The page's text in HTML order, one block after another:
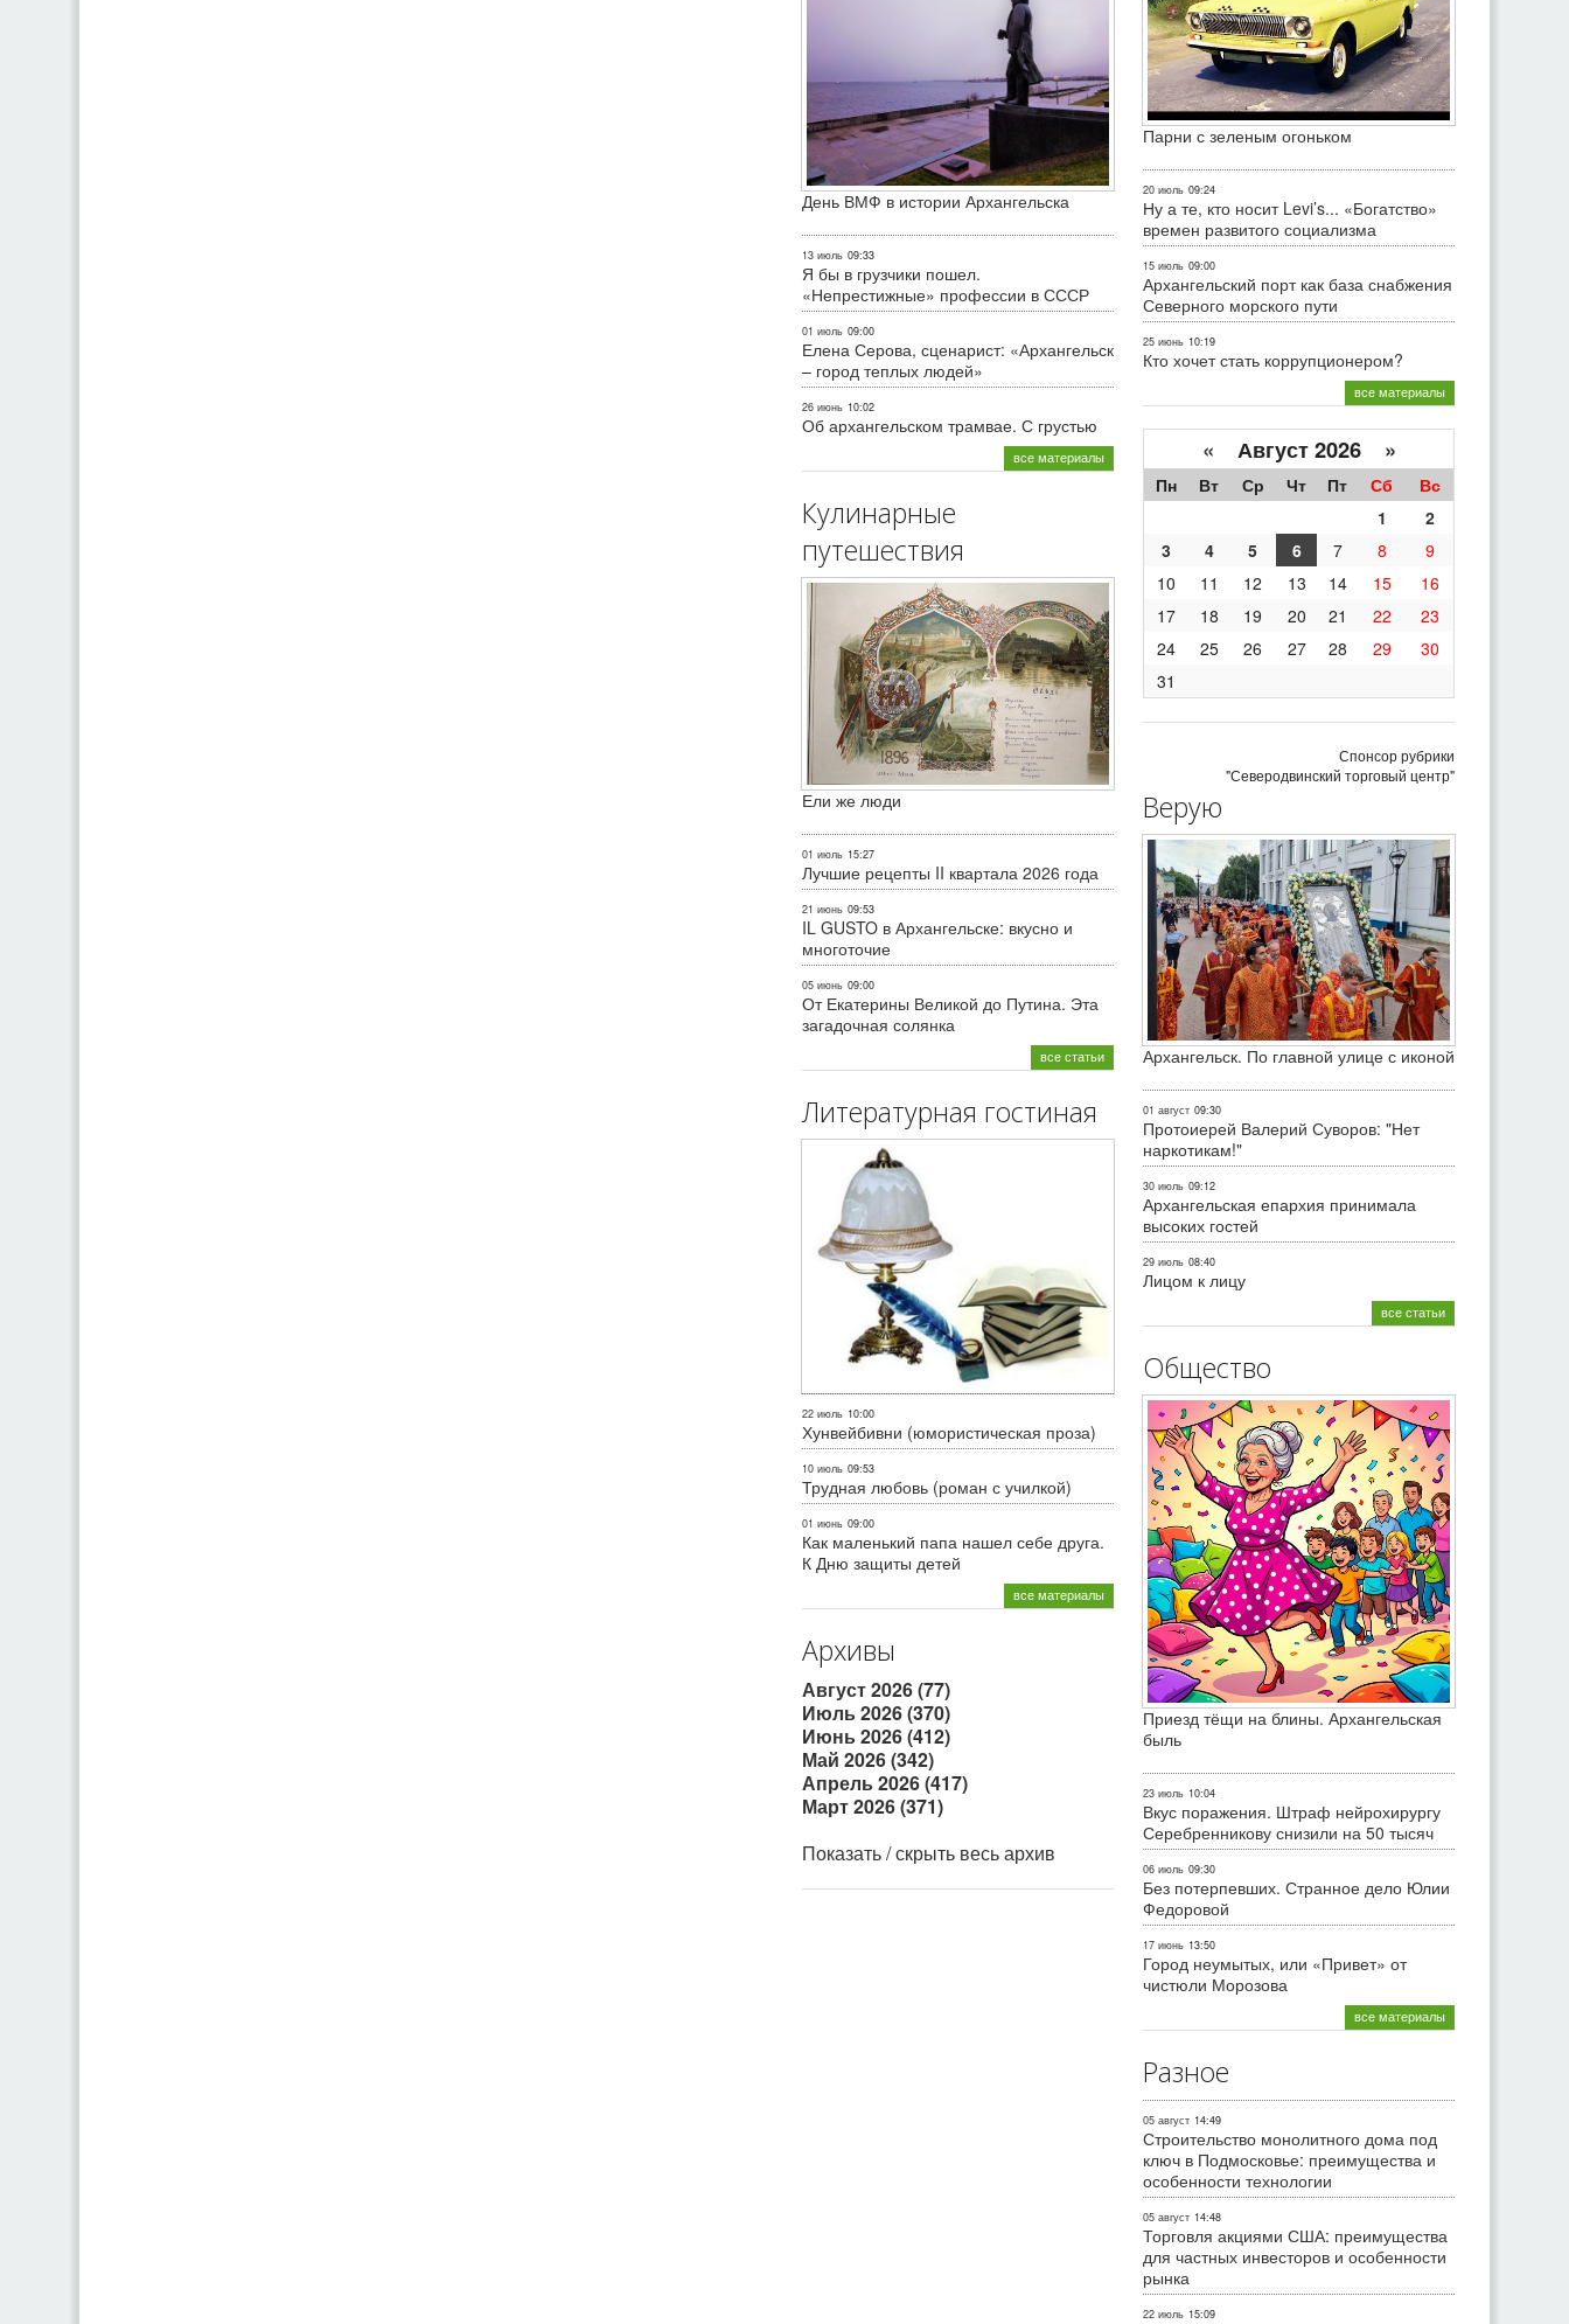
День ВМФ в истории Архангельска
13 июль 09:33
Я бы в грузчики пошел.
«Непрестижные» профессии в СССР
01 июль 09:00
Елена Серова, сценарист: «Архангельск
– город теплых людей»
26 июнь 10:02
Об архангельском трамвае. С грустью
все материалы
Кулинарные
путешествия
Ели же люди
01 июль 15:27
Лучшие рецепты II квартала 2026 года
21 июнь 09:53
IL GUSTO в Архангельске: вкусно и
многоточие
05 июнь 09:00
От Екатерины Великой до Путина. Эта
загадочная солянка
все статьи
Литературная гостиная
22 июль 10:00
Хунвейбивни (юмористическая проза)
10 июль 09:53
Трудная любовь (роман с училкой)
01 июнь 09:00
Как маленький папа нашел себе друга.
К Дню защиты детей
все материалы
Архивы
Август 2026 (77)
Июль 2026 (370)
Июнь 2026 (412)
Май 2026 (342)
Апрель 2026 (417)
Март 2026 (371)
Показать / скрыть весь архив
Парни с зеленым огоньком
20 июль 09:24
Ну а те, кто носит Levi’s... «Богатство»
времен развитого социализма
15 июль 09:00
Архангельский порт как база снабжения
Северного морского пути
25 июнь 10:19
Кто хочет стать коррупционером?
все материалы
« Август 2026 »
Пн Вт Ср Чт Пт Сб
Вс
1
2
3
4 5 6 7 8
9
10
11 12 13 14 15
16
17
18 19 20 21 22
23
24
25 26 27 28 29
30
31
Спонсор рубрики
"Северодвинский торговый центр"
Верую
Архангельск. По главной улице с иконой
01 август 09:30
Протоиерей Валерий Суворов: "Нет
наркотикам!"
30 июль 09:12
Архангельская епархия принимала
высоких гостей
29 июль 08:40
Лицом к лицу
все статьи
Общество
Приезд тёщи на блины. Архангельская
быль
23 июль 10:04
Вкус поражения. Штраф нейрохирургу
Серебренникову снизили на 50 тысяч
06 июль 09:30
Без потерпевших. Странное дело Юлии
Федоровой
17 июнь 13:50
Город неумытых, или «Привет» от
чистюли Морозова
все материалы
Разное
05 август 14:49
Строительство монолитного дома под
ключ в Подмосковье: преимущества и
особенности технологии
05 август 14:48
Торговля акциями США: преимущества
для частных инвесторов и особенности
рынка
22 июль 15:09